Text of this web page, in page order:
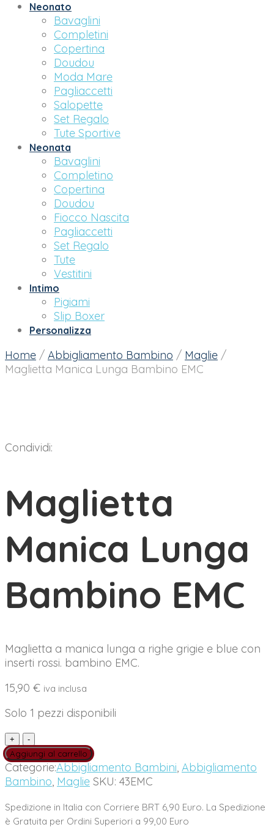
Neonato
Bavaglini
Completini
Copertina
Doudou
Moda Mare
Pagliaccetti
Salopette
Set Regalo
Tute Sportive
Neonata
Bavaglini
Completino
Copertina
Doudou
Fiocco Nascita
Pagliaccetti
Set Regalo
Tute
Vestitini
Intimo
Pigiami
Slip Boxer
Personalizza
Home / Abbigliamento Bambino / Maglie /
Maglietta Manica Lunga Bambino EMC
Condividi:
Maglietta
Manica Lunga
Bambino EMC
Maglietta a manica lunga a righe grigie e blue con
inserti rossi. bambino EMC.
15,90 € iva inclusa
Solo 1 pezzi disponibili
Maglietta
Manica
Lunga
Bambino
quantity
Aggiungi al carrello
Categorie:Abbigliamento Bambini, Abbigliamento
Bambino, Maglie SKU: 43EMC
Spedizione in Italia con Corriere BRT 6,90 Euro. La Spedizione
è Gratuita per Ordini Superiori a 99,00 Euro